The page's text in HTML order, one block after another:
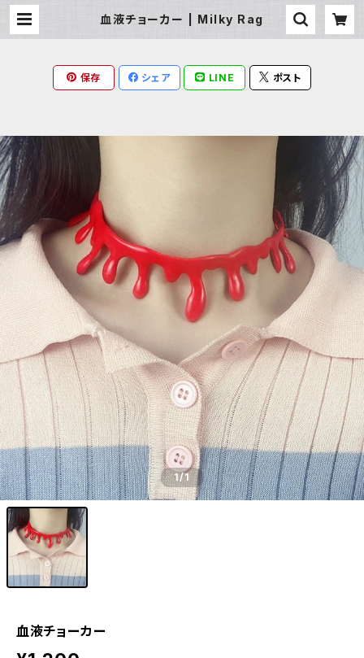
血液チョーカー | Milky Rag
保存 シェア LINE ポスト
1/1
血液チョーカー